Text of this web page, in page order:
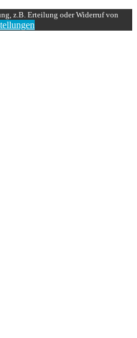
z.B. Erteilung oder Widerruf von